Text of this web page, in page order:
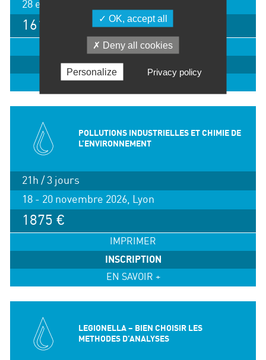
28 et 29 septembre 2026, Lyon
1615 €
IMPRIMER
INSCRIPTION
EN SAVOIR +
POLLUTIONS INDUSTRIELLES ET CHIMIE DE
L’ENVIRONNEMENT
21h / 3 jours
18 - 20 novembre 2026, Lyon
1875 €
IMPRIMER
INSCRIPTION
EN SAVOIR +
LEGIONELLA – BIEN CHOISIR LES
METHODES D’ANALYSES
OK, accept all
Deny all cookies
Personalize Privacy policy